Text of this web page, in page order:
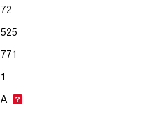
72
525
771
1
A